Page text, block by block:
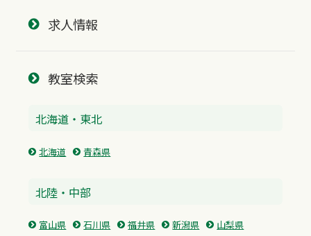
求人情報
教室検索
北海道・東北
北海道 青森県
北陸・中部
富山県 石川県 福井県 新潟県
山梨県